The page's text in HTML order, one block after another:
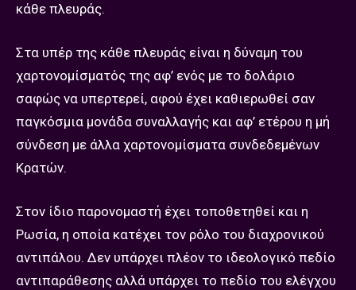
κάθε πλευράς.
Στα υπέρ της κάθε πλευράς είναι η δύναμη του
χαρτονομίσματός της αφ’ ενός με το δολάριο
σαφώς να υπερτερεί, αφού έχει καθιερωθεί σαν
παγκόσμια μονάδα συναλλαγής και αφ’ ετέρου η μή
σύνδεση με άλλα χαρτονομίσματα συνδεδεμένων
Κρατών.
Στον ίδιο παρονομαστή έχει τοποθετηθεί και η
Ρωσία, η οποία κατέχει τον ρόλο του διαχρονικού
αντιπάλου. Δεν υπάρχει πλέον το ιδεολογικό πεδίο
αντιπαράθεσης αλλά υπάρχει το πεδίο του ελέγχου